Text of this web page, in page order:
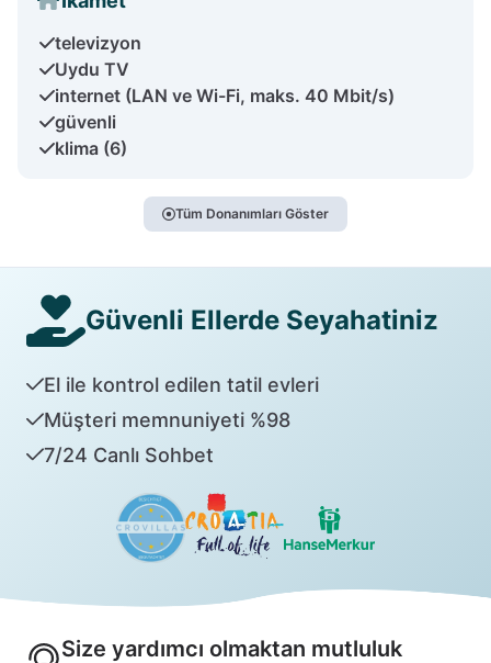
televizyon
Uydu TV
internet (LAN ve Wi-Fi, maks. 40 Mbit/s)
güvenli
klima (6)
Tüm Donanımları Göster
Güvenli Ellerde Seyahatiniz
El ile kontrol edilen tatil evleri
Müşteri memnuniyeti %98
7/24 Canlı Sohbet
Size yardımcı olmaktan mutluluk